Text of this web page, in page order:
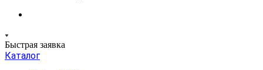
Быстрая заявка
Каталог